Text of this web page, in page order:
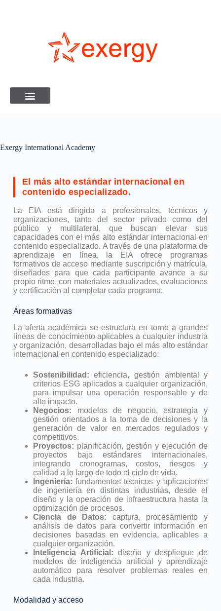
Exergy International Academy
El más alto estándar internacional en
contenido especializado.
La EIA está dirigida a profesionales, técnicos y
organizaciones, tanto del sector privado como del
público y multilateral, que buscan elevar sus
capacidades con el más alto estándar internacional en
contenido especializado. A través de una plataforma de
aprendizaje en línea, la EIA ofrece programas
formativos de acceso mediante suscripción y matrícula,
diseñados para que cada participante avance a su
propio ritmo, con materiales actualizados, evaluaciones
y certificación al completar cada programa.
Áreas formativas
La oferta académica se estructura en torno a grandes
líneas de conocimiento aplicables a cualquier industria
y organización, desarrolladas bajo el más alto estándar
internacional en contenido especializado:
Sostenibilidad: eficiencia, gestión ambiental y
criterios ESG aplicados a cualquier organización,
para impulsar una operación responsable y de
alto impacto.
Negocios: modelos de negocio, estrategia y
gestión orientados a la toma de decisiones y la
generación de valor en mercados regulados y
competitivos.
Proyectos: planificación, gestión y ejecución de
proyectos bajo estándares internacionales,
integrando cronogramas, costos, riesgos y
calidad a lo largo de todo el ciclo de vida.
Ingeniería: fundamentos técnicos y aplicaciones
de ingeniería en distintas industrias, desde el
diseño y la operación de infraestructura hasta la
optimización de procesos.
Ciencia de Datos: captura, procesamiento y
análisis de datos para convertir información en
decisiones basadas en evidencia, aplicables a
cualquier organización.
Inteligencia Artificial: diseño y despliegue de
modelos de inteligencia artificial y aprendizaje
automático para resolver problemas reales en
cada industria.
Modalidad y acceso